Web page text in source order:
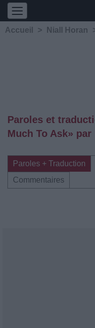
Accueil > Niall Horan
Paroles et
Much To Ask»
Paroles + Traduction
Commentaires